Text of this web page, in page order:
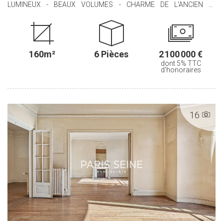
LUMINEUX - BEAUX VOLUMES - CHARME DE L'ANCIEN **
et du jardin du Luxembourg, nous avons le plaisir de vous
proposer, ce bel appartement situé au sein d'un immeuble de
l'ANCIEN avec ses moulures, son parquet en pointe de Hongrie,
ses cheminées et ses MAGNIFIQUES VOLUMES (3m de hauteur
équipée, trois chambres (possibilité d'une quatrième chambre),
deux salles de douches, une buanderie avec un water-closet et un
water-closet indépendant. Une cave en sous-sol complète ce bien.
.............................................. Le Groupe PARIS SEINE, c'est 5 Agences au
Coeur de Paris !! et 3 Agences dans le 6ème arrondissement :
Agence Cherche-Midi - 59 rue du Cherche-Midi - PARIS 6 Agence
Sèvres/Vaneau - 85 rue de Sèvres - PARIS 6 Agence Rennes/Saint-
Germain - 83 rue de Rennes - PARIS 6 (ACHAT - VENTE - LOCATION
- GESTION - SUCCESSION - ÉVALUATION OFFERTE SOUS 24 H).
160m² 6 Pièces 2 100 000 €
dont 5% TTC
d'honoraires
16